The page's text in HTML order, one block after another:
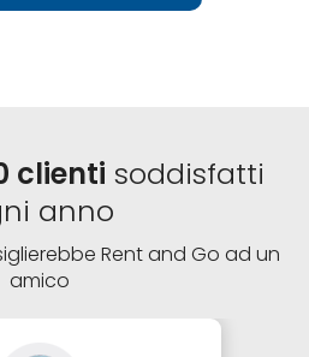
clienti soddisfatti
anno
Rent and Go ad un
amico